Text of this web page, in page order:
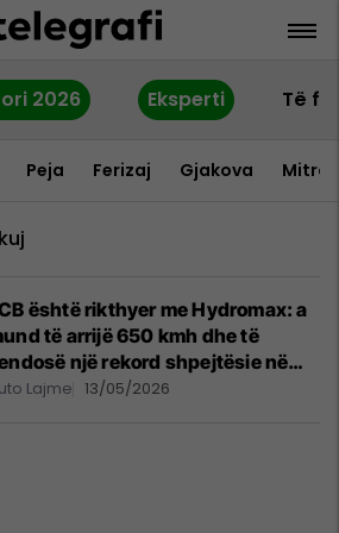
2026 Eksperti Të
Peja Ferizaj Gjakova
është rikthyer me Hydromax: a
të arrijë 650 kmh dhe të
një rekord shpejtësie në
Lajme 13/05/2026